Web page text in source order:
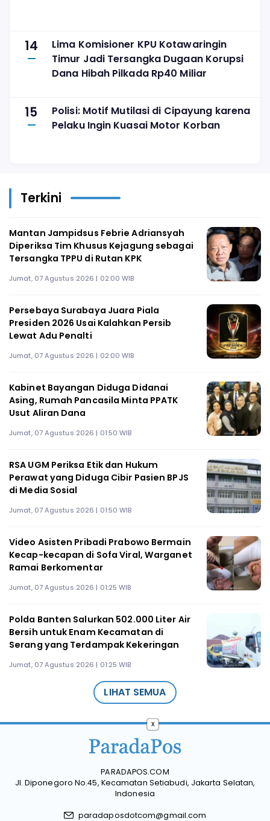
14
Lima Komisioner KPU Kotawaringin
Timur Jadi Tersangka Dugaan Korupsi
Dana Hibah Pilkada Rp40 Miliar
15
Polisi: Motif Mutilasi di Cipayung karena
Pelaku Ingin Kuasai Motor Korban
Terkini
Mantan Jampidsus Febrie Adriansyah
Diperiksa Tim Khusus Kejagung sebagai
Tersangka TPPU di Rutan KPK
Jumat, 07 Agustus 2026 | 02:00 WIB
Persebaya Surabaya Juara Piala
Presiden 2026 Usai Kalahkan Persib
Lewat Adu Penalti
Jumat, 07 Agustus 2026 | 02:00 WIB
Kabinet Bayangan Diduga Didanai
Asing, Rumah Pancasila Minta PPATK
Usut Aliran Dana
Jumat, 07 Agustus 2026 | 01:50 WIB
RSA UGM Periksa Etik dan Hukum
Perawat yang Diduga Cibir Pasien BPJS
di Media Sosial
Jumat, 07 Agustus 2026 | 01:50 WIB
Video Asisten Pribadi Prabowo Bermain
Kecap-kecapan di Sofa Viral, Warganet
Ramai Berkomentar
Jumat, 07 Agustus 2026 | 01:25 WIB
Polda Banten Salurkan 502.000 Liter Air
Bersih untuk Enam Kecamatan di
Serang yang Terdampak Kekeringan
Jumat, 07 Agustus 2026 | 01:25 WIB
LIHAT SEMUA
PARADAPOS.COM
Jl. Diponegoro No.45, Kecamatan Setiabudi, Jakarta Selatan,
Indonesia
paradaposdotcom@gmail.com
x